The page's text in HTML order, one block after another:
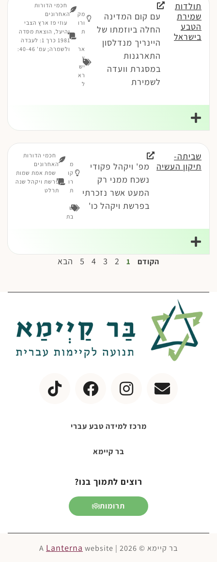
תולדות
שמירת
הטבע
בישראל
עם קום המדינה
החלה ביוזמתו של
היינריך מנדלסון
התארגנות
במסגרת וועדה
לשמירת
מק
ורו
ת
אר
ץ
יש
רא
ל
חכמי הדורות
האחרונים
עוזי פז ארץ הצבי
והיעל, הוצאת מסדה
1981 כרך 1: לעבדה
ולשמרה; עמ' 40-46:
שביתה-
תיקון העשיה
מפ' ויקהל פקודי
נשכח ממני רק
המעט אשר נזכרתי
בפרשת ויקהל כו'
מ
קו
רו
ת
ש
בת
חכמי הדורות
האחרונים
שפת אמת שמות
פרשת ויקהל שנה
תרלט
הקודם 1
2
3
4
5 הבא
מרכז למידה טבע עברי
בר קיימא
רוצים לתמוך בנו?
תרומות
בר קיימא © 2026 | A Lanterna website